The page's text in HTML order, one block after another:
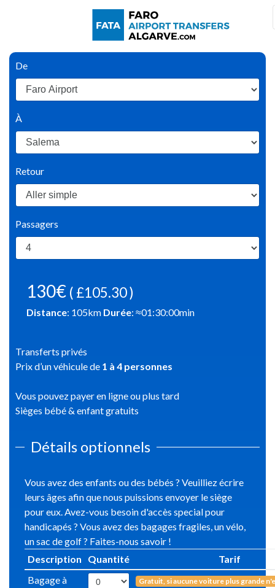
De
À
Retour
Passagers
130€ ( £105.30 )
Distance: 105km Durée: ≈01:30:00min
Transferts privés
Prix d’un véhicule de 1 à 4 personnes
Vous pouvez payer en ligne ou plus tard
Sièges bébé & enfant gratuits
Détails optionnels
Vous avez des enfants ou des bébés ? Veuilliez écrire
leurs âges afin que nous puissions envoyer le siège
pour eux. Avez-vous besoin d'accès special pour
handicapés ? Vous avez des bagages fragiles, un vélo,
un sac de golf ? Faites-nous savoir !
Description
Quantité
Tarif
Bagage à
Gratuit, si aucune voiture plus grande